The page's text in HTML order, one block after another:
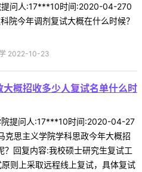
提问人:17***10时间:2020-04-270
院今年调剂复试大概在什么时候？
2022-10-23
概招收多少人复试名单什么时
院提问人:17***10时间:2020-04-27
思主义学院学科思政今年大概招
？回复内容:我校硕士研究生复试工
则上采取远程线上复试，具体复试